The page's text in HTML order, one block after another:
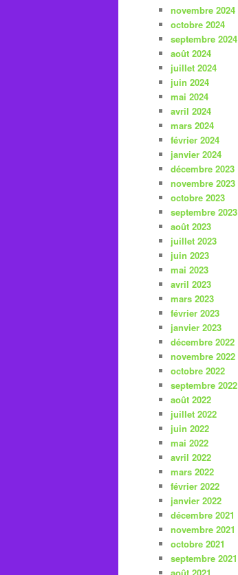
novembre 2024
octobre 2024
septembre 2024
août 2024
juillet 2024
juin 2024
mai 2024
avril 2024
mars 2024
février 2024
janvier 2024
décembre 2023
novembre 2023
octobre 2023
septembre 2023
août 2023
juillet 2023
juin 2023
mai 2023
avril 2023
mars 2023
février 2023
janvier 2023
décembre 2022
novembre 2022
octobre 2022
septembre 2022
août 2022
juillet 2022
juin 2022
mai 2022
avril 2022
mars 2022
février 2022
janvier 2022
décembre 2021
novembre 2021
octobre 2021
septembre 2021